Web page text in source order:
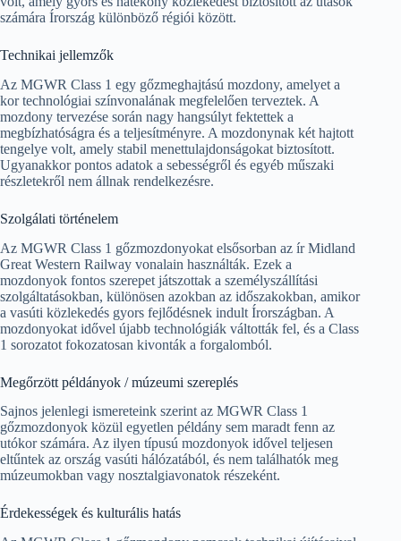
számára Írország különböző régiói között.
Technikai jellemzők
Az MGWR Class 1 egy gőzmeghajtású mozdony, amelyet a
kor technológiai színvonalának megfelelően terveztek. A
mozdony tervezése során nagy hangsúlyt fektettek a
megbízhatóságra és a teljesítményre. A mozdonynak két hajtott
tengelye volt, amely stabil menettulajdonságokat biztosított.
Ugyanakkor pontos adatok a sebességről és egyéb műszaki
részletekről nem állnak rendelkezésre.
Szolgálati történelem
Az MGWR Class 1 gőzmozdonyokat elsősorban az ír Midland
Great Western Railway vonalain használták. Ezek a
mozdonyok fontos szerepet játszottak a személyszállítási
szolgáltatásokban, különösen azokban az időszakokban, amikor
a vasúti közlekedés gyors fejlődésnek indult Írországban. A
mozdonyokat idővel újabb technológiák váltották fel, és a Class
1 sorozatot fokozatosan kivonták a forgalomból.
Megőrzött példányok / múzeumi szereplés
Sajnos jelenlegi ismereteink szerint az MGWR Class 1
gőzmozdonyok közül egyetlen példány sem maradt fenn az
utókor számára. Az ilyen típusú mozdonyok idővel teljesen
eltűntek az ország vasúti hálózatából, és nem találhatók meg
múzeumokban vagy nosztalgiavonatok részeként.
Érdekességek és kulturális hatás